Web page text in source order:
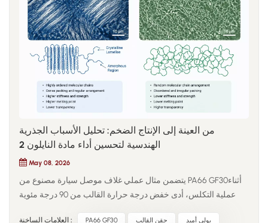
من العينة إلى الإنتاج الضخم: تحليل الأسباب الجذرية
الهندسية لتحسين أداء مادة النايلون 2
May 08, 2026
يتضمن مثال عملي غلاف موصل سيارة مصنوع من PA66 GF30أثناء
عملية التكلس، أدى خفض درجة حرارة القالب من 90 درجة مئوية
العلامات الساخنة : PA66 GF30 حقن القالب بولي أميد